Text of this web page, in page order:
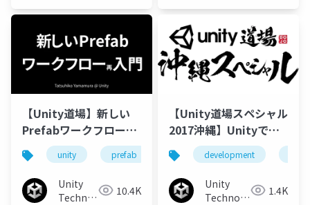
【Unity道場】新しい
Prefabワークフロー入
門
unity prefab unity道場 assetbundles
Unity
Technologies10.4K
【Unity道場スペシャル
2017沖縄】Unityで開
発する上で 知っとくと
便利な面白機能のアレ
コレ
development
Unity
Technologies 1.4K